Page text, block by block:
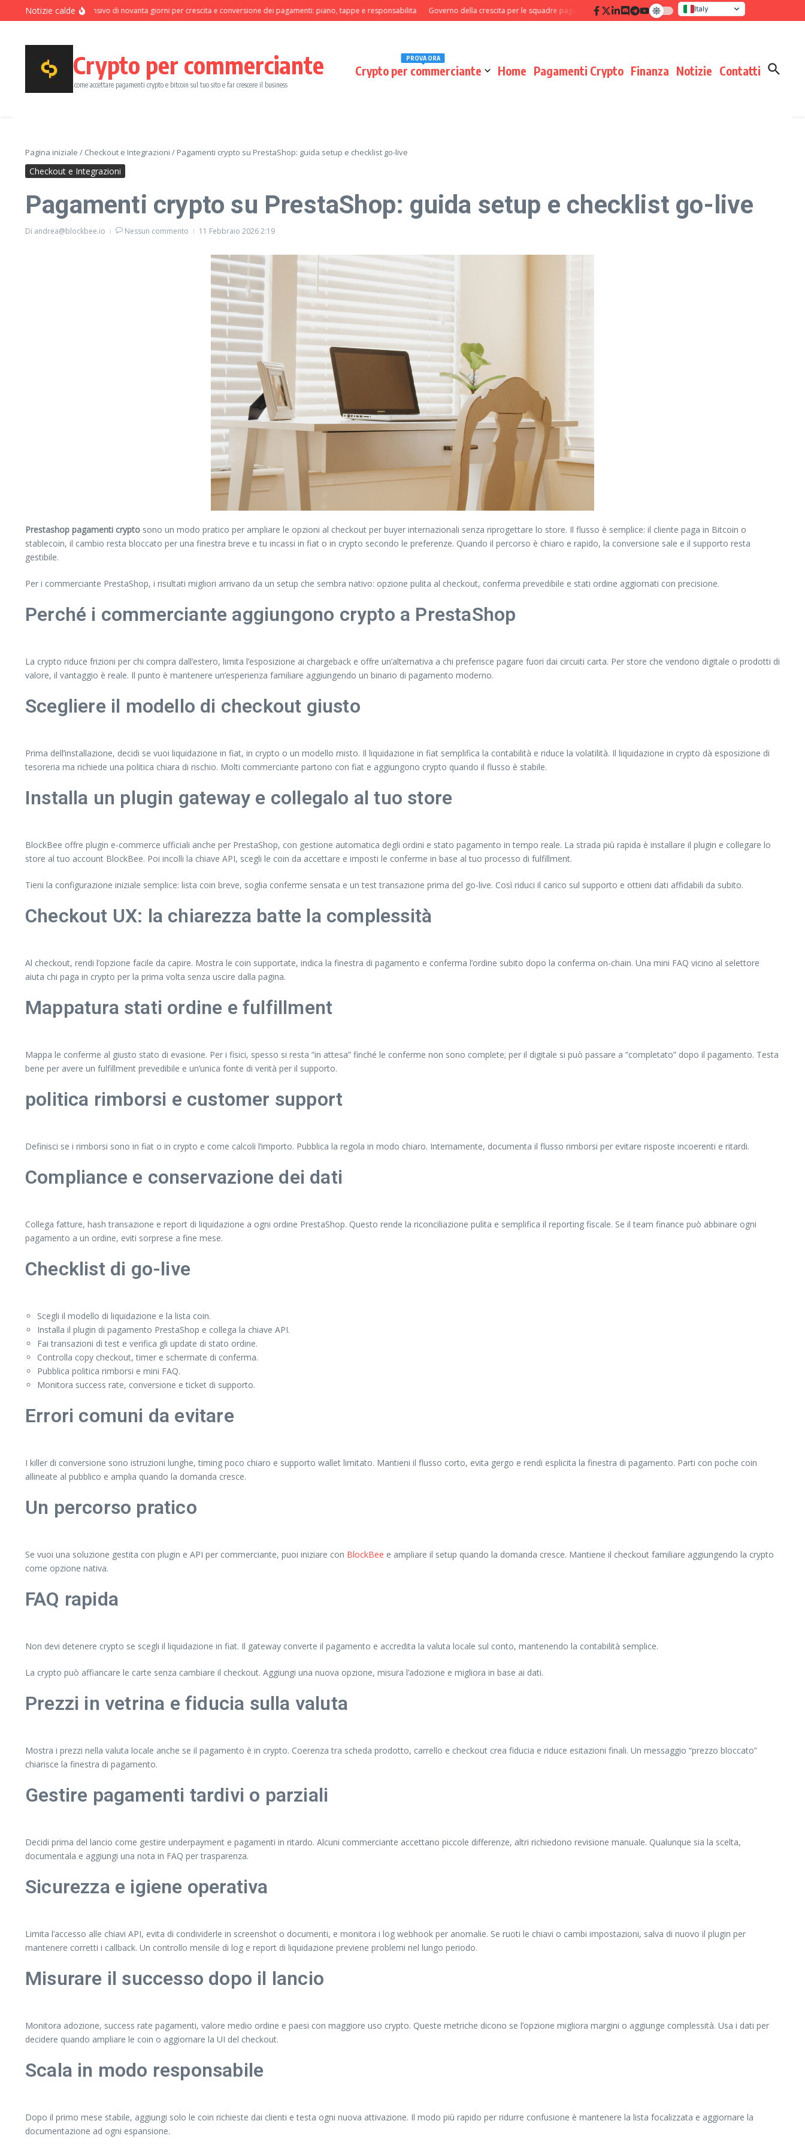
Salta al contenuto
Notizie calde
Programma intensivo di novanta giorni per crescita e conversione dei pagamenti: piano, tappe e responsabilita Governo della crescita per le squadre pagamenti: disciplina di processo che moltiplica i risultati
Italy
United States
Crypto per commerciante
come accettare pagamenti crypto e bitcoin sul tuo sito e far crescere il business
Crypto per commerciante
PROVA ORA
Home Pagamenti Crypto Finanza Notizie Contatti
Pagina iniziale / Checkout e Integrazioni / Pagamenti crypto su PrestaShop: guida setup e checklist go-live
Checkout e Integrazioni
Pagamenti crypto su PrestaShop: guida setup e checklist go-live
Di andrea@blockbee.io Nessun commento 11 Febbraio 20262:19
Prestashop pagamenti crypto sono un modo pratico per ampliare le opzioni al checkout per buyer internazionali senza riprogettare lo store. Il flusso è semplice: il cliente paga in Bitcoin o
stablecoin, il cambio resta bloccato per una finestra breve e tu incassi in fiat o in crypto secondo le preferenze. Quando il percorso è chiaro e rapido, la conversione sale e il supporto resta
gestibile.
Per i commerciante PrestaShop, i risultati migliori arrivano da un setup che sembra nativo: opzione pulita al checkout, conferma prevedibile e stati ordine aggiornati con precisione.
Perché i commerciante aggiungono crypto a PrestaShop
La crypto riduce frizioni per chi compra dall’estero, limita l’esposizione ai chargeback e offre un’alternativa a chi preferisce pagare fuori dai circuiti carta. Per store che vendono digitale o prodotti di
valore, il vantaggio è reale. Il punto è mantenere un’esperienza familiare aggiungendo un binario di pagamento moderno.
Scegliere il modello di checkout giusto
Prima dell’installazione, decidi se vuoi liquidazione in fiat, in crypto o un modello misto. Il liquidazione in fiat semplifica la contabilità e riduce la volatilità. Il liquidazione in crypto dà esposizione di
tesoreria ma richiede una politica chiara di rischio. Molti commerciante partono con fiat e aggiungono crypto quando il flusso è stabile.
Installa un plugin gateway e collegalo al tuo store
BlockBee offre plugin e-commerce ufficiali anche per PrestaShop, con gestione automatica degli ordini e stato pagamento in tempo reale. La strada più rapida è installare il plugin e collegare lo
store al tuo account BlockBee. Poi incolli la chiave API, scegli le coin da accettare e imposti le conferme in base al tuo processo di fulfillment.
Tieni la configurazione iniziale semplice: lista coin breve, soglia conferme sensata e un test transazione prima del go-live. Così riduci il carico sul supporto e ottieni dati affidabili da subito.
Checkout UX: la chiarezza batte la complessità
Al checkout, rendi l’opzione facile da capire. Mostra le coin supportate, indica la finestra di pagamento e conferma l’ordine subito dopo la conferma on-chain. Una mini FAQ vicino al selettore
aiuta chi paga in crypto per la prima volta senza uscire dalla pagina.
Mappatura stati ordine e fulfillment
Mappa le conferme al giusto stato di evasione. Per i fisici, spesso si resta “in attesa” finché le conferme non sono complete; per il digitale si può passare a “completato” dopo il pagamento. Testa
bene per avere un fulfillment prevedibile e un’unica fonte di verità per il supporto.
politica rimborsi e customer support
Definisci se i rimborsi sono in fiat o in crypto e come calcoli l’importo. Pubblica la regola in modo chiaro. Internamente, documenta il flusso rimborsi per evitare risposte incoerenti e ritardi.
Compliance e conservazione dei dati
Collega fatture, hash transazione e report di liquidazione a ogni ordine PrestaShop. Questo rende la riconciliazione pulita e semplifica il reporting fiscale. Se il team finance può abbinare ogni
pagamento a un ordine, eviti sorprese a fine mese.
Checklist di go-live
Scegli il modello di liquidazione e la lista coin.
Installa il plugin di pagamento PrestaShop e collega la chiave API.
Fai transazioni di test e verifica gli update di stato ordine.
Controlla copy checkout, timer e schermate di conferma.
Pubblica politica rimborsi e mini FAQ.
Monitora success rate, conversione e ticket di supporto.
Errori comuni da evitare
I killer di conversione sono istruzioni lunghe, timing poco chiaro e supporto wallet limitato. Mantieni il flusso corto, evita gergo e rendi esplicita la finestra di pagamento. Parti con poche coin
allineate al pubblico e amplia quando la domanda cresce.
Un percorso pratico
Se vuoi una soluzione gestita con plugin e API per commerciante, puoi iniziare con BlockBee e ampliare il setup quando la domanda cresce. Mantiene il checkout familiare aggiungendo la crypto
come opzione nativa.
FAQ rapida
Non devi detenere crypto se scegli il liquidazione in fiat. Il gateway converte il pagamento e accredita la valuta locale sul conto, mantenendo la contabilità semplice.
La crypto può affiancare le carte senza cambiare il checkout. Aggiungi una nuova opzione, misura l’adozione e migliora in base ai dati.
Prezzi in vetrina e fiducia sulla valuta
Mostra i prezzi nella valuta locale anche se il pagamento è in crypto. Coerenza tra scheda prodotto, carrello e checkout crea fiducia e riduce esitazioni finali. Un messaggio “prezzo bloccato”
chiarisce la finestra di pagamento.
Gestire pagamenti tardivi o parziali
Decidi prima del lancio come gestire underpayment e pagamenti in ritardo. Alcuni commerciante accettano piccole differenze, altri richiedono revisione manuale. Qualunque sia la scelta,
documentala e aggiungi una nota in FAQ per trasparenza.
Sicurezza e igiene operativa
Limita l’accesso alle chiavi API, evita di condividerle in screenshot o documenti, e monitora i log webhook per anomalie. Se ruoti le chiavi o cambi impostazioni, salva di nuovo il plugin per
mantenere corretti i callback. Un controllo mensile di log e report di liquidazione previene problemi nel lungo periodo.
Misurare il successo dopo il lancio
Monitora adozione, success rate pagamenti, valore medio ordine e paesi con maggiore uso crypto. Queste metriche dicono se l’opzione migliora margini o aggiunge complessità. Usa i dati per
decidere quando ampliare le coin o aggiornare la UI del checkout.
Scala in modo responsabile
Dopo il primo mese stabile, aggiungi solo le coin richieste dai clienti e testa ogni nuova attivazione. Il modo più rapido per ridurre confusione è mantenere la lista focalizzata e aggiornare la
documentazione ad ogni espansione.